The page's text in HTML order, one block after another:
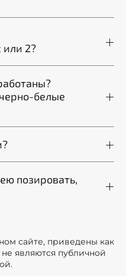
или 2?
белые
позировать,
сайте, приведены как
являются публичной